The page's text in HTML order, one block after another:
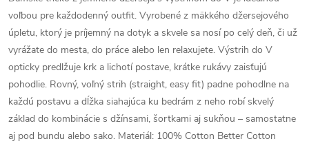
voľbou pre každodenný outfit. Vyrobené z mäkkého džersejového
úpletu, ktorý je príjemný na dotyk a skvele sa nosí po celý deň, či už
vyrážate do mesta, do práce alebo len relaxujete. Výstrih do V
opticky predlžuje krk a lichotí postave, krátke rukávy zaisťujú
pohodlie. Rovný, voľný strih (straight, easy fit) padne pohodlne na
každú postavu a dĺžka siahajúca ku bedrám z neho robí skvelý
základ do kombinácie s džínsami, šortkami aj sukňou – samostatne
aj pod bundu alebo sako. Materiál: 100% Cotton Better Cotton